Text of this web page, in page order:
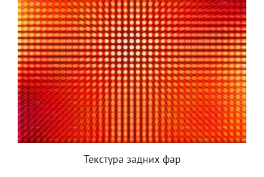
Текстура задних фар